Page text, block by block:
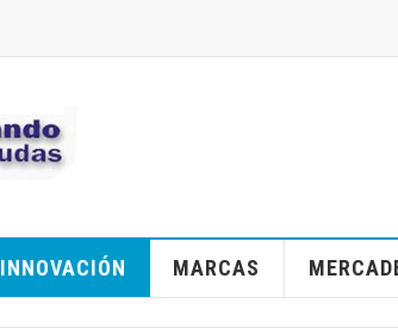
INNOVACIÓN MARCAS